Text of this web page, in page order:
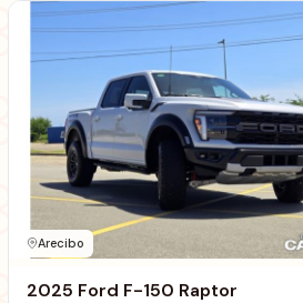
Arecibo
2025 Ford F-150 Raptor